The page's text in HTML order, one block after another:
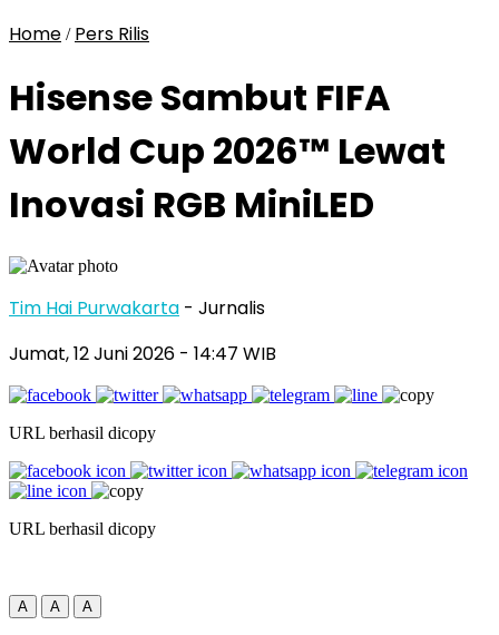
Home / Pers Rilis
Hisense Sambut FIFA
World Cup 2026™ Lewat
Inovasi RGB MiniLED
Tim Hai Purwakarta - Jurnalis
Jumat, 12 Juni 2026 - 14:47 WIB
URL berhasil dicopy
URL berhasil dicopy
A A A